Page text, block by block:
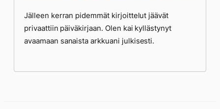
Jälleen kerran pidemmät kirjoittelut jäävät
privaattiin päiväkirjaan. Olen kai kyllästynyt
avaamaan sanaista arkkuani julkisesti.